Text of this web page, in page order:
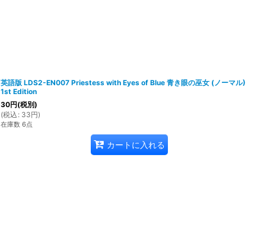
英語版 LDS2-EN007 Priestess with Eyes of Blue 青き眼の巫女 (ノーマル)
1st Edition
30円(税別)
(税込 : 33円)
在庫数 6点
カートに入れる